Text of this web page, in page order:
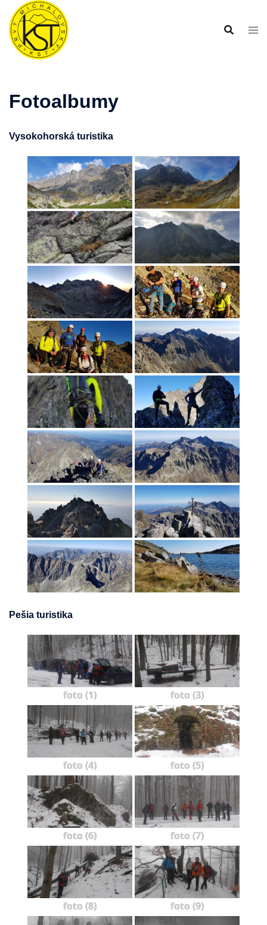
Preskočiť
obsah
Fotoalbumy
Vysokohorská turistika
Pešia turistika
foto (1) foto (3)
foto (4) foto (5)
foto (6) foto (7)
foto (8) foto (9)